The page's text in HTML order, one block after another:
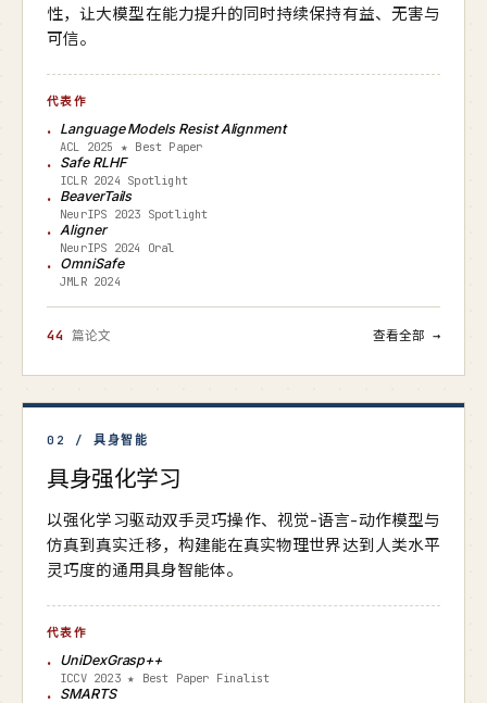
性，让大模型在能力提升的同时持续保持有益、无害与
可信。
代表作
Language Models Resist Alignment
ACL 2025 ★ Best Paper
Safe RLHF
ICLR 2024 Spotlight
BeaverTails
NeurIPS 2023 Spotlight
Aligner
NeurIPS 2024 Oral
OmniSafe
JMLR 2024
44 篇论文 查看全部 →
02 / 具身智能
具身强化学习
以强化学习驱动双手灵巧操作、视觉-语言-动作模型与
仿真到真实迁移，构建能在真实物理世界达到人类水平
灵巧度的通用具身智能体。
代表作
UniDexGrasp++
ICCV 2023 ★ Best Paper Finalist
SMARTS